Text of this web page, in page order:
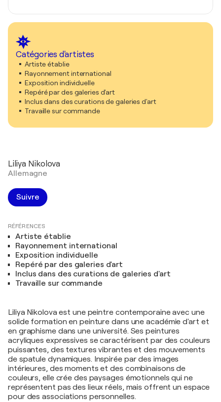
Catégories d'artistes
Artiste établie
Rayonnement international
Exposition individuelle
Repéré par des galeries d'art
Inclus dans des curations de galeries d'art
Travaille sur commande
Liliya Nikolova
Allemagne
Suivre
RÉFÉRENCES
Artiste établie
Rayonnement international
Exposition individuelle
Repéré par des galeries d'art
Inclus dans des curations de galeries d'art
Travaille sur commande
Liliya Nikolova est une peintre contemporaine avec une
solide formation en peinture dans une académie d'art et
en graphisme dans une université. Ses peintures
acryliques expressives se caractérisent par des couleurs
puissantes, des textures vibrantes et des mouvements
de spatule dynamiques. Inspirée par des images
intérieures, des moments et des combinaisons de
couleurs, elle crée des paysages émotionnels qui ne
représentent pas des lieux réels, mais offrent un espace
pour des associations personnelles.